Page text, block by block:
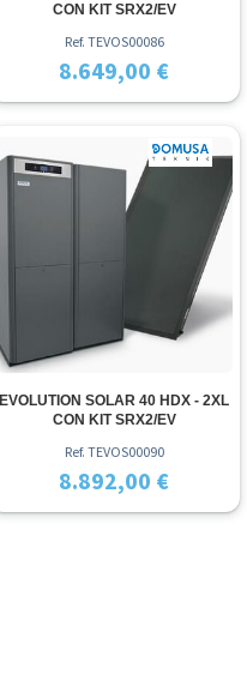
CON KIT SRX2/EV
Ref. TEVOS00086
8.649,00 €
EVOLUTION SOLAR 40 HDX - 2XL
CON KIT SRX2/EV
Ref. TEVOS00090
8.892,00 €